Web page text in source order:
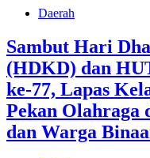
Daerah
Sambut Hari
(HDKD) dan
ke-77, Lapas
Pekan Olahraga
dan Warga